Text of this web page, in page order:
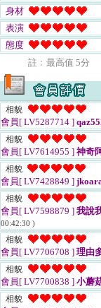
身材
表演
態度
註﹕最高值 5分
相貌
會員[ LV5287714 ]
相貌
會員[ LV7614955 ] 神奇
相貌
會員[ LV7428849 ]
相貌
會員[ LV7598879 ] 我說
00:42:30 )
相貌
會員[ LV7706708 ] 理由
相貌
會員[ LV7700838 ] 小蘑
相貌